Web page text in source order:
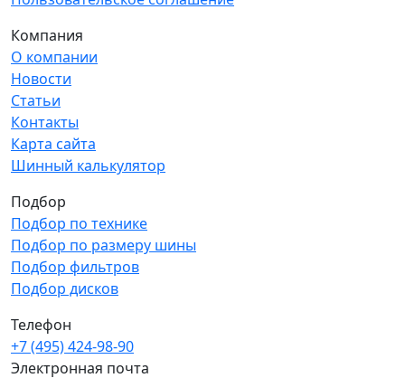
Компания
О компании
Новости
Статьи
Контакты
Карта сайта
Шинный калькулятор
Подбор
Подбор по технике
Подбор по размеру шины
Подбор фильтров
Подбор дисков
Телефон
+7 (495) 424-98-90
Электронная почта